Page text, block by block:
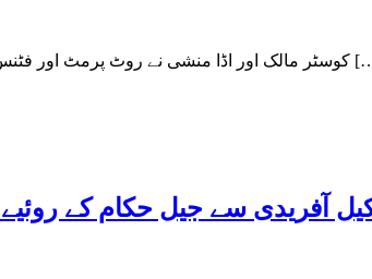
کوپبلک سروس روٹ پر چلایا راولپنڈی :سی پی او سید راولپنڈی […]
آفریدی سے جیل حکام کے